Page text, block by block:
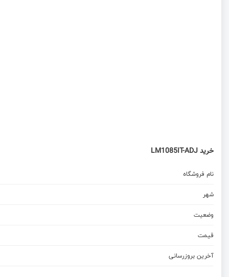
خرید LM1085IT-ADJ
نام فروشگاه
شهر
وضعیت
قیمت
آخرین بروزرسانی